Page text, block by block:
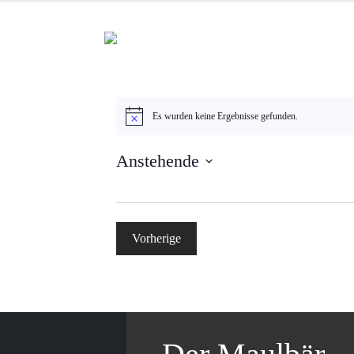
HinweisEs wurden keine Ergebnisse gefunden.
Anstehende
wählen.
Vorherige
Veranstaltungen